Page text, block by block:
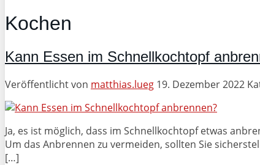
Kochen
Kann Essen im Schnellkochtopf
Veröffentlicht von matthias.lueg 19. Dezember 2022
Ja, es ist möglich, dass im Schnellkochtopf etwas
Um das Anbrennen zu vermeiden, sollten Sie
[…]